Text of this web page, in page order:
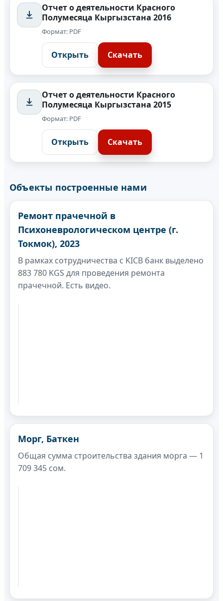
Отчет о деятельности Красного
Полумесяца Кыргызстана 2016
Формат: PDF
Открыть Скачать
Отчет о деятельности Красного
Полумесяца Кыргызстана 2015
Формат: PDF
Открыть Скачать
Объекты построенные нами
Ремонт прачечной в
Психоневрологическом центре (г.
Токмок), 2023
В рамках сотрудничества с KICB банк выделено
883 780 KGS для проведения ремонта
прачечной. Есть видео.
Морг, Баткен
Общая сумма строительства здания морга — 1
709 345 сом.